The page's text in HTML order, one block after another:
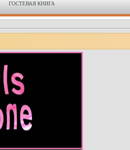
ГОСТЕВАЯ КНИГА